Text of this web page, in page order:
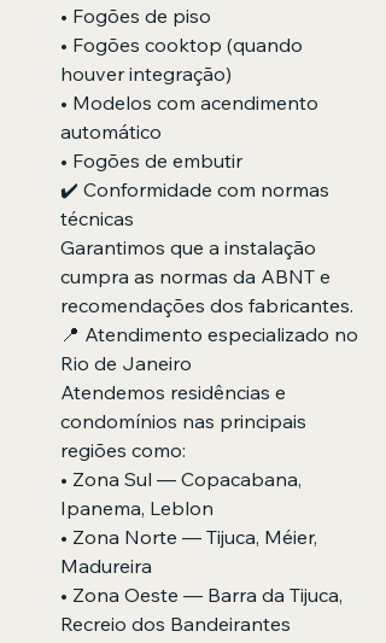
• Fogões de piso
• Fogões cooktop (quando
houver integração)
• Modelos com acendimento
automático
• Fogões de embutir
✔️ Conformidade com normas
técnicas
Garantimos que a instalação
cumpra as normas da ABNT e
recomendações dos fabricantes.
📍 Atendimento especializado no
Rio de Janeiro
Atendemos residências e
condomínios nas principais
regiões como:
• Zona Sul — Copacabana,
Ipanema, Leblon
• Zona Norte — Tijuca, Méier,
Madureira
• Zona Oeste — Barra da Tijuca,
Recreio dos Bandeirantes